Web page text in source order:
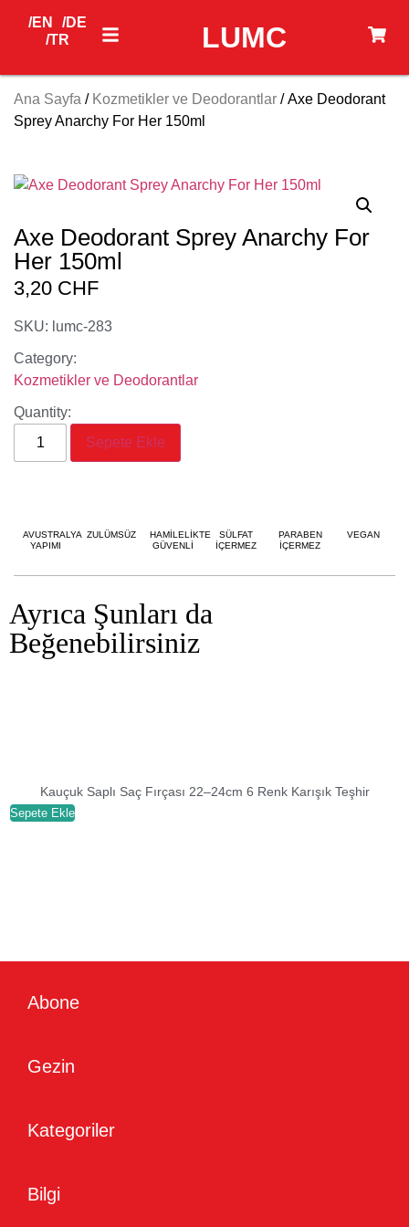
LUMC
/EN
/DE
/TR
Ana Sayfa / Kozmetikler ve Deodorantlar / Axe Deodorant
Sprey Anarchy For Her 150ml
Axe Deodorant Sprey Anarchy For
Her 150ml
3,20 CHF
SKU: lumc-283
Category:
Kozmetikler ve Deodorantlar
Quantity:
Sepete Ekle
AVUSTRALYA
YAPIMI
ZULÜMSÜZ
HAMİLELİKTE
GÜVENLİ
SÜLFAT
İÇERMEZ
PARABEN
İÇERMEZ
VEGAN
Ayrıca Şunları da
Beğenebilirsiniz
Kauçuk Saplı Saç Fırçası 22–24cm 6 Renk Karışık Teşhir
Sepete Ekle
Abone
Gezin
Kategoriler
Bilgi